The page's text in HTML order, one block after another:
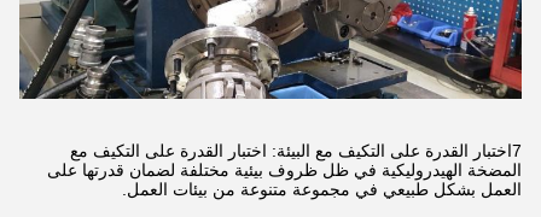
7اختبار القدرة على التكيف مع البيئة: اختبار القدرة على التكيف مع
المضخة الهيدروليكية في ظل ظروف بيئية مختلفة لضمان قدرتها على
العمل بشكل طبيعي في مجموعة متنوعة من بيئات العمل.